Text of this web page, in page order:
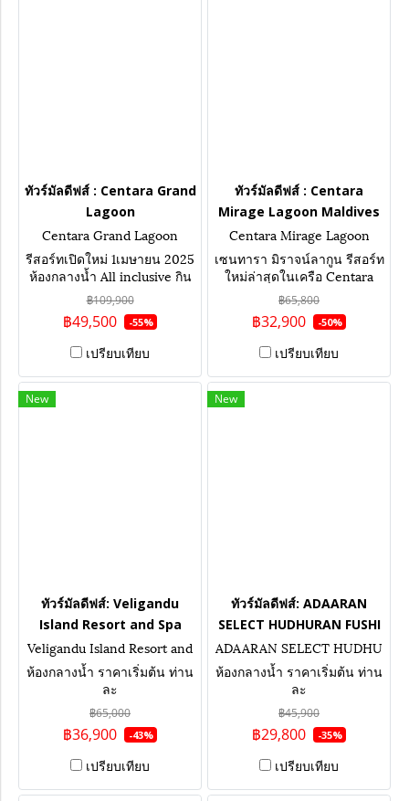
ทัวร์มัลดีฟส์ : Centara Grand
Lagoon
Centara Grand Lagoon
รีสอร์ทเปิดใหม่ 1เมษายน 2025
ห้องกลางน้ำ All inclusive กิน
ดื่ม ไม่อั้น ราคาเริ่มต้น
฿109,900
฿49,500 -55%
เปรียบเทียบ
ทัวร์มัลดีฟส์ : Centara
Mirage Lagoon Maldives
Centara Mirage Lagoon
เซนทารา มิราจน์ลากูน รีสอร์ท
ใหม่ล่าสุดในเครือ Centara
โปรฯสุดพิเศษ ราคาเริ่มต้น ห้อง
กลางน้ำ
฿65,800
฿32,900 -50%
เปรียบเทียบ
New
ทัวร์มัลดีฟส์: Veligandu
Island Resort and Spa
Veligandu Island Resort and
ห้องกลางน้ำ ราคาเริ่มต้น ท่าน
ละ
฿65,000
฿36,900 -43%
เปรียบเทียบ
New
ทัวร์มัลดีฟส์: ADAARAN
SELECT HUDHURAN FUSHI
ADAARAN SELECT HUDHU
RAN FUSHI
ห้องกลางน้ำ ราคาเริ่มต้น ท่าน
ละ
฿45,900
฿29,800 -35%
เปรียบเทียบ